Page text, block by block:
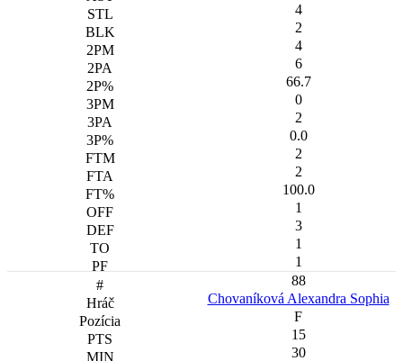
4
2
4
6
66.7
0
2
0.0
2
2
100.0
1
3
1
1
88
Chovaníková Alexandra Sophia
F
15
30